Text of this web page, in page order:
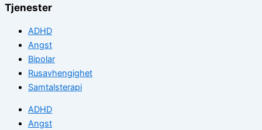
Tjenester
ADHD
Angst
Bipolar
Rusavhengighet
Samtalsterapi
ADHD
Angst